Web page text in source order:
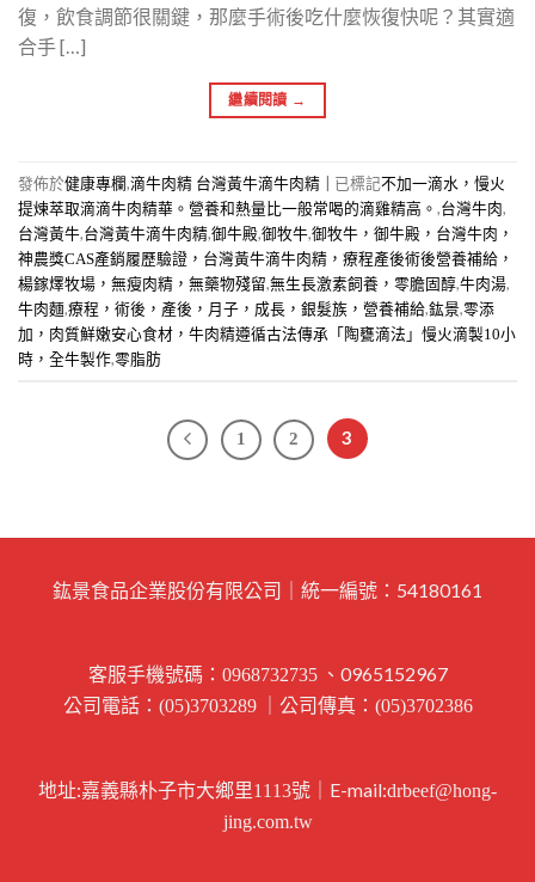
復，飲食調節很關鍵，那麼手術後吃什麼恢復快呢？其實適
合手 […]
繼續閱讀 →
發佈於健康專欄,滴牛肉精 台灣黃牛滴牛肉精 | 已標記不加一滴水，慢火
提煉萃取滴滴牛肉精華。營養和熱量比一般常喝的滴雞精高。 ,台灣牛肉,
台灣黃牛,台灣黃牛滴牛肉精,御牛殿,御牧牛,御牧牛，御牛殿，台灣牛肉，
神農獎CAS產銷履歷驗證，台灣黃牛滴牛肉精，療程產後術後營養補給，
楊鎵燡牧場，無瘦肉精，無藥物殘留,無生長激素飼養，零膽固醇,牛肉湯,
牛肉麵,療程，術後，產後，月子，成長，銀髮族，營養補給,鈜景,零添
加，肉質鮮嫩安心食材，牛肉精遵循古法傳承「陶甕滴法」慢火滴製10小
時，全牛製作,零脂肪
1 2 3
鈜景食品企業股份有限公司｜統一編號：54180161
客服手機號碼： 0968732735、0965152967
公司電話： (05)3703289｜公司傳真： (05)3702386
地址:嘉義縣朴子市大鄉里1113號 ｜E-mail:drbeef@hong-
jing.com.tw